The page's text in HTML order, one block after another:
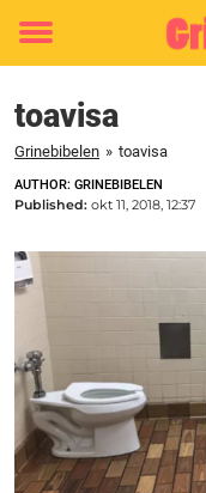
Toggle
toavisa
Grinebibelen » toavisa
AUTHOR: GRINEBIBELEN
Published: okt 11, 2018, 12:37